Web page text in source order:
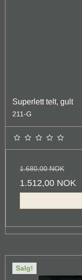
Superlett telt, gult
211-G
1.680,00 NOK
1.512,00 NOK
Salg!